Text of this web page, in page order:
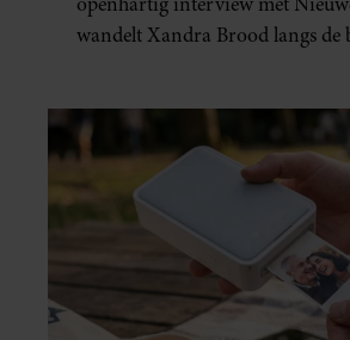
wandelt Xandra Brood langs de
Leidsedwarsstraat roept een
herinneringen op. Daar begon
samen en werd dochter Lola